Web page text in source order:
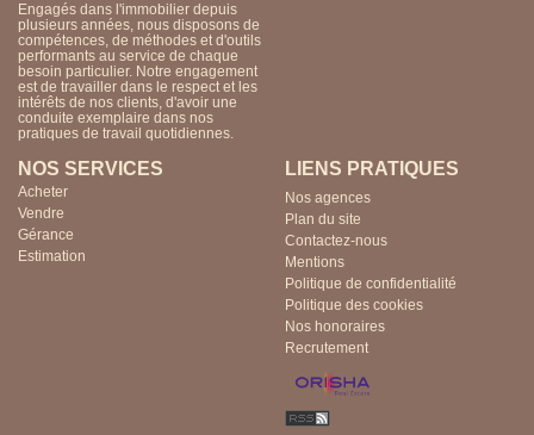
Engagés dans l'immobilier depuis
plusieurs années, nous disposons de
compétences, de méthodes et d'outils
performants au service de chaque
besoin particulier. Notre engagement
est de travailler dans le respect et les
intérêts de nos clients, d'avoir une
conduite exemplaire dans nos
pratiques de travail quotidiennes.
NOS SERVICES
Acheter
Vendre
Gérance
Estimation
LIENS PRATIQUES
Nos agences
Plan du site
Contactez-nous
Mentions
Politique de confidentialité
Politique des cookies
Nos honoraires
Recrutement